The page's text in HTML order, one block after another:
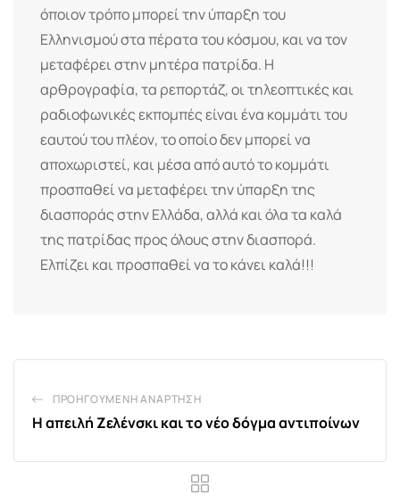
όποιον τρόπο μπορεί την ύπαρξη του
Ελληνισμού στα πέρατα του κόσμου, και να τον
μεταφέρει στην μητέρα πατρίδα. Η
αρθρογραφία, τα ρεπορτάζ, οι τηλεοπτικές και
ραδιοφωνικές εκπομπές είναι ένα κομμάτι του
εαυτού του πλέον, το οποίο δεν μπορεί να
αποχωριστεί, και μέσα από αυτό το κομμάτι
προσπαθεί να μεταφέρει την ύπαρξη της
διασποράς στην Ελλάδα, αλλά και όλα τα καλά
της πατρίδας προς όλους στην διασπορά.
Ελπίζει και προσπαθεί να το κάνει καλά!!!
ΠΡΟΗΓΟΎΜΕΝΗ ΑΝΆΡΤΗΣΗ
Η απειλή Ζελένσκι και το νέο δόγμα αντιποίνων